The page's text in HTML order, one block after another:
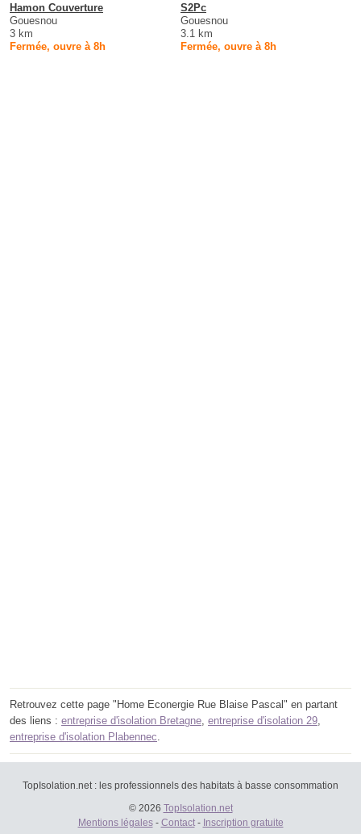
Hamon Couverture
Gouesnou
3 km
Fermée, ouvre à 8h
S2Pc
Gouesnou
3.1 km
Fermée, ouvre à 8h
Retrouvez cette page "Home Econergie Rue Blaise Pascal" en partant
des liens : entreprise d'isolation Bretagne entreprise d'isolation 29
entreprise d'isolation Plabennec
TopIsolation.net : les professionnels des habitats à basse consommation
© 2026 TopIsolation.net
Mentions légales- Contact- Inscription gratuite